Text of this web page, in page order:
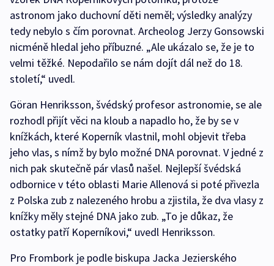
astronom jako duchovní děti neměl; výsledky analýzy
tedy nebylo s čím porovnat. Archeolog Jerzy Gonsowski
nicméně hledal jeho příbuzné. „Ale ukázalo se, že je to
velmi těžké. Nepodařilo se nám dojít dál než do 18.
století,“ uvedl.
Göran Henriksson, švédský profesor astronomie, se ale
rozhodl přijít věci na kloub a napadlo ho, že by se v
knížkách, které Koperník vlastnil, mohl objevit třeba
jeho vlas, s nímž by bylo možné DNA porovnat. V jedné z
nich pak skutečně pár vlasů našel. Nejlepší švédská
odbornice v této oblasti Marie Allenová si poté přivezla
z Polska zub z nalezeného hrobu a zjistila, že dva vlasy z
knížky měly stejné DNA jako zub. „To je důkaz, že
ostatky patří Koperníkovi,“ uvedl Henriksson.
Pro Frombork je podle biskupa Jacka Jezierského